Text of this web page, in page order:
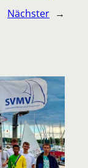
Nächster →